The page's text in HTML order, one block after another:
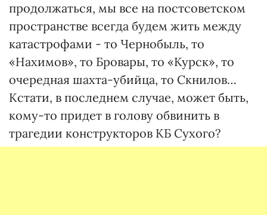
продолжаться, мы все на постсоветском
пространстве всегда будем жить между
катастрофами - то Чернобыль, то
«Нахимов», то Бровары, то «Курск», то
очередная шахта-убийца, то Скнилов…
Кстати, в последнем случае, может быть,
кому-то придет в голову обвинить в
трагедии конструкторов КБ Сухого?